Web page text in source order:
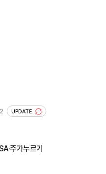
UPDATE
주가누르기